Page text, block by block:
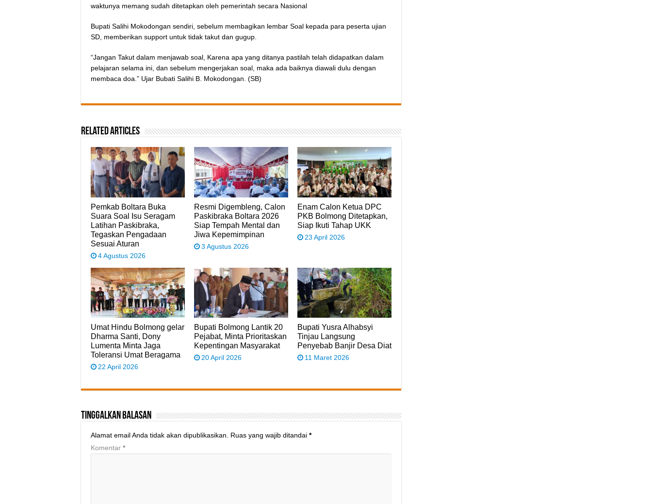
waktunya memang sudah ditetapkan oleh pemerintah secara Nasional
Bupati Salihi Mokodongan sendiri, sebelum membagikan lembar Soal kepada para peserta ujian
SD, memberikan support untuk tidak takut dan gugup.
“Jangan Takut dalam menjawab soal, Karena apa yang ditanya pastilah telah didapatkan dalam
pelajaran selama ini, dan sebelum mengerjakan soal, maka ada baiknya diawali dulu dengan
membaca doa.” Ujar Bubati Salihi B. Mokodongan. (SB)
Related Articles
Pemkab Boltara Buka
Suara Soal Isu Seragam
Latihan Paskibraka,
Tegaskan Pengadaan
Sesuai Aturan
4 Agustus 2026
Resmi Digembleng, Calon
Paskibraka Boltara 2026
Siap Tempah Mental dan
Jiwa Kepemimpinan
3 Agustus 2026
Enam Calon Ketua DPC
PKB Bolmong Ditetapkan,
Siap Ikuti Tahap UKK
23 April 2026
Umat Hindu Bolmong gelar
Dharma Santi, Dony
Lumenta Minta Jaga
Toleransi Umat Beragama
22 April 2026
Bupati Bolmong Lantik 20
Pejabat, Minta Prioritaskan
Kepentingan Masyarakat
20 April 2026
Bupati Yusra Alhabsyi
Tinjau Langsung
Penyebab Banjir Desa Diat
11 Maret 2026
Tinggalkan Balasan
Alamat email Anda tidak akan dipublikasikan. Ruas yang wajib ditandai *
Komentar *